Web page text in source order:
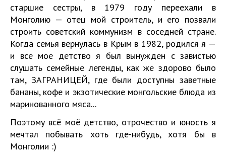
старшие сестры, в 1979 году переехали в
Монголию — отец мой строитель, и его позвали
строить советский коммунизм в соседней стране.
Когда семья вернулась в Крым в 1982, родился я —
и все мое детство я был вынужден с завистью
слушать семейные легенды, как же здорово было
там, ЗАГРАНИЦЕЙ, где были доступны заветные
бананы, кофе и экзотические монгольские блюда из
маринованного мяса...
Поэтому всё моё детство, отрочество и юность я
мечтал побывать хоть где-нибудь, хотя бы в
Монголии :)